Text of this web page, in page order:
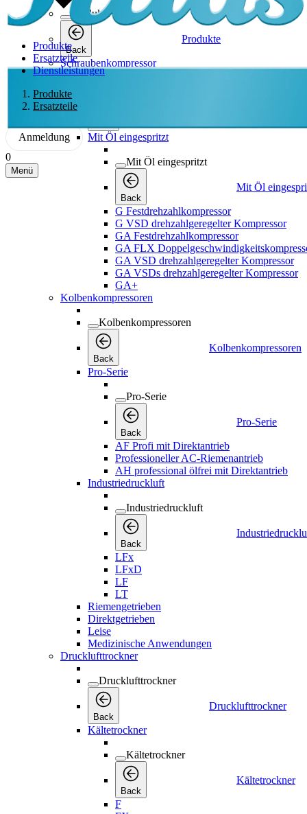
Produkte
Ersatzteile
Dienstleistungen
Produkte
Ersatzteile
Anmeldung
0
Menü
Produkte
Back
Produkte
Schraubenkompressor
Back
Mit Öl eingespritzt
Mit Öl eingespritzt
Back
Mit Öl
G Festdrehzahlkompressor
G VSD drehzahlgeregelter Kompressor
GA Festdrehzahlkompressor
GA FLX
GA VSD drehzahlgeregelter Kompressor
GA VSDs drehzahlgeregelter Kompressor
GA+
Kolbenkompressoren
Kolbenkompressoren
Back
Kolbenkompressoren
Pro-Serie
Pro-Serie
Back
Pro-Serie
AF Profi mit Direktantrieb
Professioneller AC-Riemenantrieb
AH professional ölfrei mit Direktantrieb
Industriedruckluft
Industriedruckluft
Back
LFx
LFxD
LF
LT
Riemengetrieben
Direktgetrieben
Leise
Medizinische Anwendungen
Drucklufttrockner
Drucklufttrockner
Back
Drucklufttrockner
Kältetrockner
Kältetrockner
Back
Kältetrockner
F